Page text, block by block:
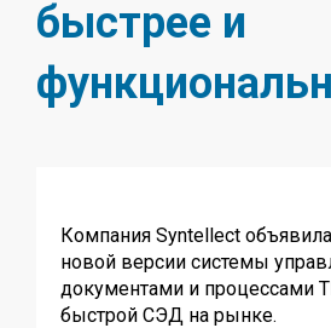
быстрее и
Компания Syntellect
новой версии системы
документами и процессами
быстрой СЭД на рынке.